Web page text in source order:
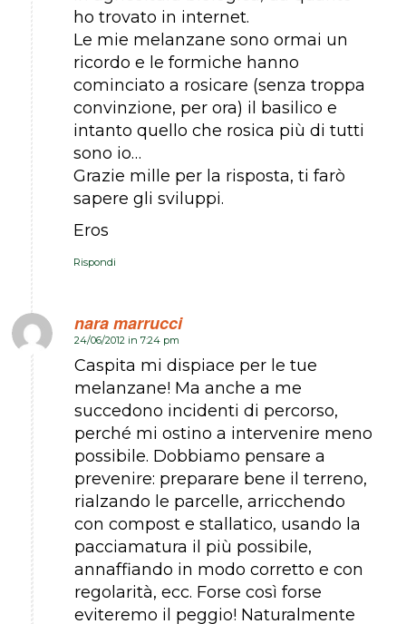
ho trovato in internet.
Le mie melanzane sono ormai un
ricordo e le formiche hanno
cominciato a rosicare (senza troppa
convinzione, per ora) il basilico e
intanto quello che rosica più di tutti
sono io…
Grazie mille per la risposta, ti farò
sapere gli sviluppi.
Eros
Rispondi
nara marrucci
dice:
24/06/2012 in 7:24 pm
Caspita mi dispiace per le tue
melanzane! Ma anche a me
succedono incidenti di percorso,
perché mi ostino a intervenire meno
possibile. Dobbiamo pensare a
prevenire: preparare bene il terreno,
rialzando le parcelle, arricchendo
con compost e stallatico, usando la
pacciamatura il più possibile,
annaffiando in modo corretto e con
regolarità, ecc. Forse così forse
eviteremo il peggio! Naturalmente